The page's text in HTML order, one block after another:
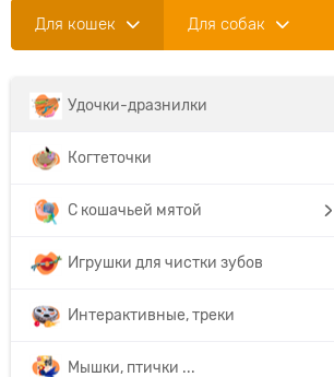
Для кошек Для собак
Удочки-дразнилки
Когтеточки
С кошачьей мятой
Игрушки для чистки зубов
Интерактивные, треки
Мышки, птички ...